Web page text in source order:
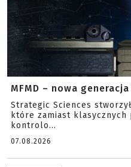
MFMD – nowa
Strategic Sciences
które zamiast
kontrolo...
07.08.2026